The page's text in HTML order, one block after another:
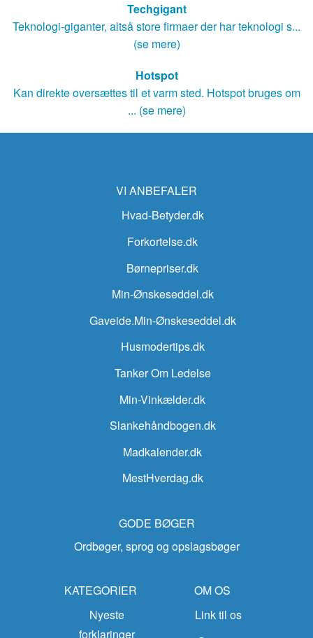
Techgigant
Teknologi-giganter, altså store firmaer der har teknologi s...
(se mere)
Hotspot
Kan direkte oversættes til et varm sted. Hotspot bruges om
... (se mere)
VI ANBEFALER
Hvad-Betyder.dk
Forkortelse.dk
Børnepriser.dk
Min-Ønskeseddel.dk
Gaveide.Min-Ønskeseddel.dk
Husmodertips.dk
Tanker Om Ledelse
Min-Vinkælder.dk
Slankehåndbogen.dk
Madkalender.dk
MestHverdag.dk
GODE BØGER
Ordbøger, sprog og opslagsbøger
KATEGORIER
Nyeste
forklaringer
OM OS
Link til os